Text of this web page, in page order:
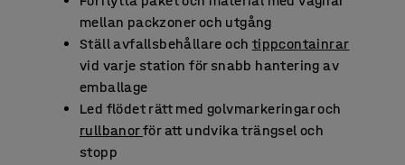
mellan packzoner och utgång
Ställ avfallsbehållare och tippcontainrar
vid varje station för snabb hantering av
emballage
Led flödet rätt med golvmarkeringar och
rullbanorför att undvika trängsel och
stopp